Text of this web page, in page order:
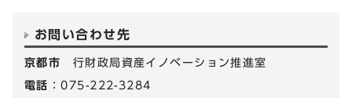
お問い合わせ先
京都市 行財政局資産イノベーション推進室
電話 ：075-222-3284